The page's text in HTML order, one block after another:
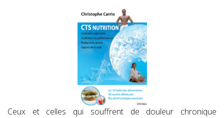
Ceux et celles qui souffrent de douleur chronique